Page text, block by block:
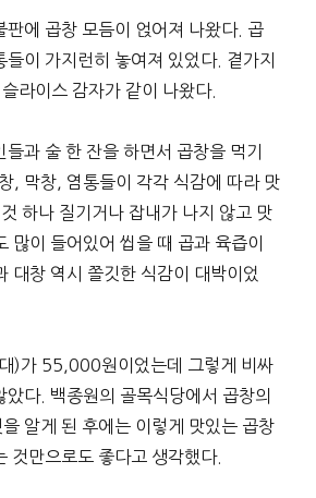
판에 곱창 모듬이 얹어져 나왔다. 곱
이 가지런히 놓여져 있었다. 곁가지
라이스 감자가 같이 나왔다.
과 술 한 잔을 하면서 곱창을 먹기
, 막창, 염통들이 각각 식감에 따라 맛
하나 질기거나 잡내가 나지 않고 맛
많이 들어있어 씹을 때 곱과 육즙이
대창 역시 쫄깃한 식감이 대박이었
)가 55,000원이었는데 그렇게 비싸
았다. 백종원의 골목식당에서 곱창의
알게 된 후에는 이렇게 맛있는 곱창
것만으로도 좋다고 생각했다.